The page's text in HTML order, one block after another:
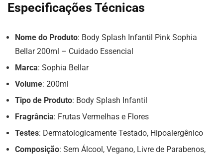
Especificações Técnicas
Nome do Produto: Body Splash Infantil Pink Sophia
Bellar 200ml – Cuidado Essencial
Marca: Sophia Bellar
Volume: 200ml
Tipo de Produto: Body Splash Infantil
Fragrância: Frutas Vermelhas e Flores
Testes: Dermatologicamente Testado, Hipoalergênico
Composição: Sem Álcool, Vegano, Livre de Parabenos,